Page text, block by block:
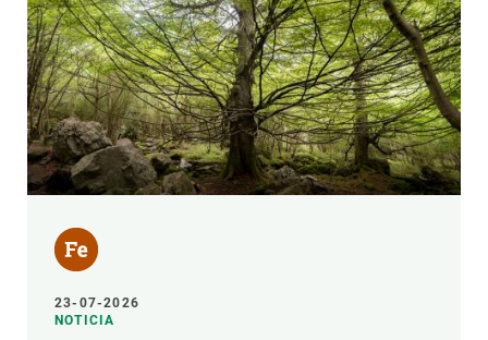
23-07-2026
NOTICIA